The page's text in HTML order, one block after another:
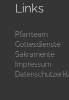
Links
Pfarrteam
Gottesdienste
Sakramente
Impressum